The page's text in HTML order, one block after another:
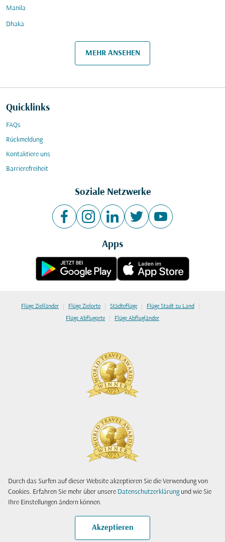
Durch das Surfen auf dieser Website akzeptieren Sie die Verwendung von
Cookies. Erfahren Sie mehr über unsere Datenschutzerklärung und wie Sie
Ihre Einstellungen ändern können.
Akzeptieren
Manila
Dhaka
MEHR ANSEHEN
Quicklinks
FAQs
Rückmeldung
Kontaktiere uns
Barrierefreiheit
Soziale Netzwerke
Apps
Flüge Zielländer | Flüge Zielorte | Städteflüge | Flüge Stadt zu Land |
Flüge Abflugorte | Flüge Abflugländer